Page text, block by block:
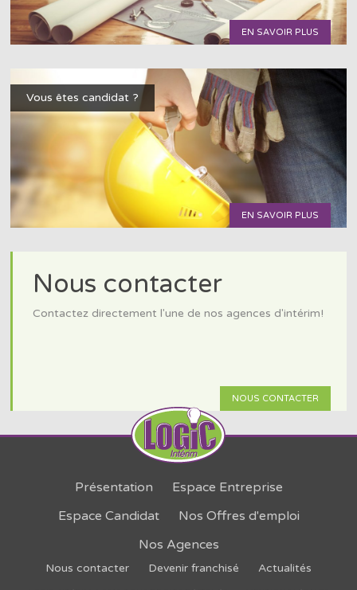
EN SAVOIR PLUS
Vous êtes candidat ?
EN SAVOIR PLUS
Nous contacter
Contactez directement l'une de nos agences d'intérim!
NOUS CONTACTER
Présentation
Espace Entreprise
Espace Candidat
Nos Offres d'emploi
Nos Agences
Nous contacter Devenir franchisé Actualités